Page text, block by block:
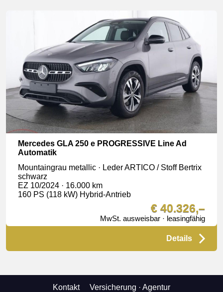
Mercedes GLA 250 e PROGRESSIVE Line Ad
Automatik
Mountaingrau metallic · Leder ARTICO / Stoff Bertrix
schwarz
EZ 10/2024 · 16.000 km
160 PS (118 kW) Hybrid-Antrieb
€ 40.326,–
MwSt. ausweisbar · leasingfähig
Details
Kontakt Versicherung · Agentur